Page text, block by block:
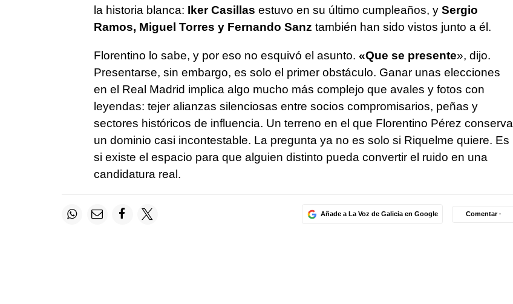
la historia blanca: Iker Casillas estuvo en su último cumpleaños, y Sergio
Ramos, Miguel Torres y Fernando Sanz también han sido vistos junto a él.
Florentino lo sabe, y por eso no esquivó el asunto. «Que se presente», dijo.
Presentarse, sin embargo, es solo el primer obstáculo. Ganar unas elecciones
en el Real Madrid implica algo mucho más complejo que avales y fotos con
leyendas: tejer alianzas silenciosas entre socios compromisarios, peñas y
sectores históricos de influencia. Un terreno en el que Florentino Pérez conserva
un dominio casi incontestable. La pregunta ya no es solo si Riquelme quiere. Es
si existe el espacio para que alguien distinto pueda convertir el ruido en una
candidatura real.
Añade a La Voz de Galicia en Google Comentar ·